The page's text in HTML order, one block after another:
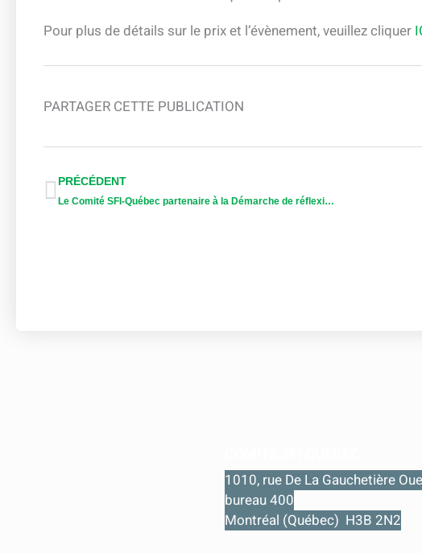
Pour plus de détails sur le prix et l’évènement, veuillez cliquer
PARTAGER CETTE PUBLICATION
Précédent
PRÉCÉDENT
Le Comité SFI-Québec partenaire à la Démarche de réflexion sur l’avenir de la forêt lancée par le gouvernement
1010, rue De La Gauchetière
bureau 400
Montréal (Québec) H3B 2N2